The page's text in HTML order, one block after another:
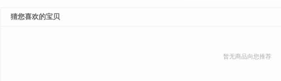
猜您喜欢的宝贝
暂无商品向您推荐